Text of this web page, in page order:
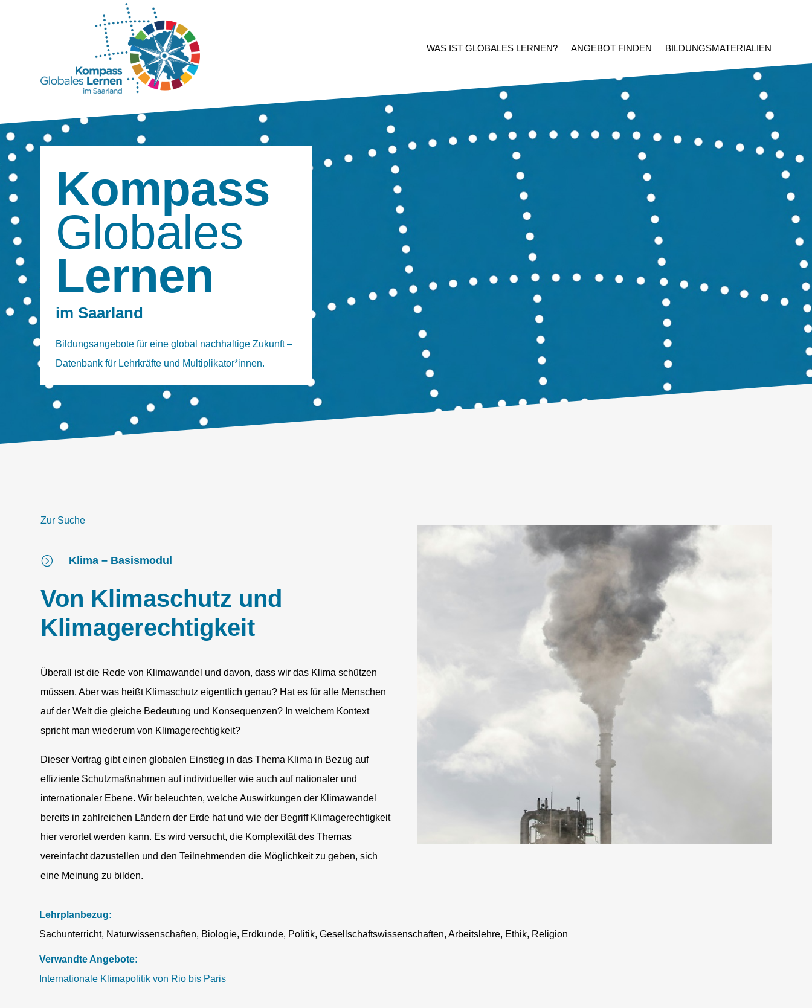
WAS IST GLOBALES LERNEN? ANGEBOT FINDEN BILDUNGSMATERIALIEN
Kompass
Globales
Lernen
im Saarland
Bildungsangebote für eine global nachhaltige Zukunft –
Datenbank für Lehrkräfte und Multiplikator*innen.
Zur Suche
= Klima – Basismodul
Von Klimaschutz und
Klimagerechtigkeit
Überall ist die Rede von Klimawandel und davon, dass wir das Klima schützen
müssen. Aber was heißt Klimaschutz eigentlich genau? Hat es für alle Menschen
auf der Welt die gleiche Bedeutung und Konsequenzen? In welchem Kontext
spricht man wiederum von Klimagerechtigkeit?
Dieser Vortrag gibt einen globalen Einstieg in das Thema Klima in Bezug auf
effiziente Schutzmaßnahmen auf individueller wie auch auf nationaler und
internationaler Ebene. Wir beleuchten, welche Auswirkungen der Klimawandel
bereits in zahlreichen Ländern der Erde hat und wie der Begriff Klimagerechtigkeit
hier verortet werden kann. Es wird versucht, die Komplexität des Themas
vereinfacht dazustellen und den Teilnehmenden die Möglichkeit zu geben, sich
eine Meinung zu bilden.
Lehrplanbezug:
Sachunterricht, Naturwissenschaften, Biologie, Erdkunde, Politik, Gesellschaftswissenschaften, Arbeitslehre, Ethik, Religion
Verwandte Angebote:
Internationale Klimapolitik von Rio bis Paris